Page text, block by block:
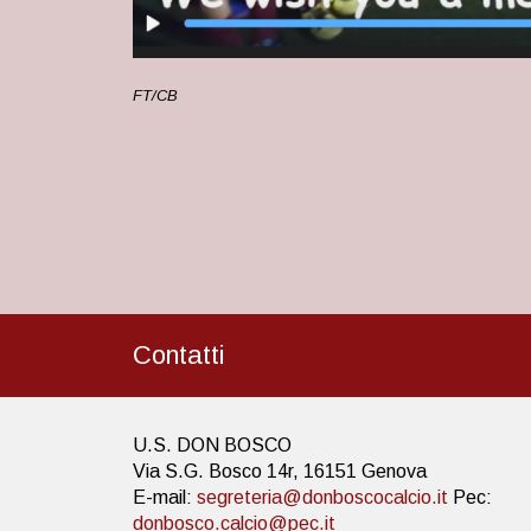
FT/CB
Contatti
U.S. DON BOSCO
Via S.G. Bosco 14r, 16151 Genova
E-mail: segreteria@donboscocalcio.it Pec:
donbosco.calcio@pec.it